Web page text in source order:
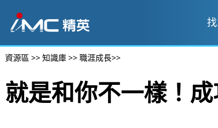
資源區 >>知識庫>>職涯成長>>
就是和你不一樣！